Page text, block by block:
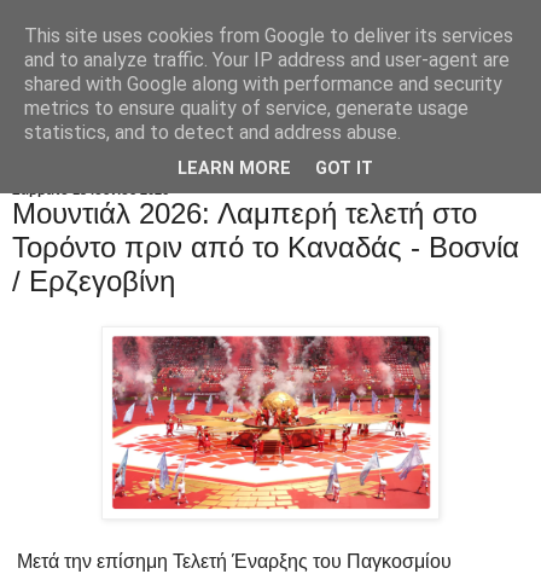
Μουντιάλ 2026: Λαμπερή τελετή στο
Τορόντο πριν από το Καναδάς - Βοσνία
/ Ερζεγοβίνη
Μετά την επίσημη Τελετή Έναρξης του Παγκοσμίου
This site uses cookies from Google to deliver its services
and to analyze traffic. Your IP address and user-agent are
shared with Google along with performance and security
metrics to ensure quality of service, generate usage
statistics, and to detect and address abuse.
LEARN MORE GOT IT